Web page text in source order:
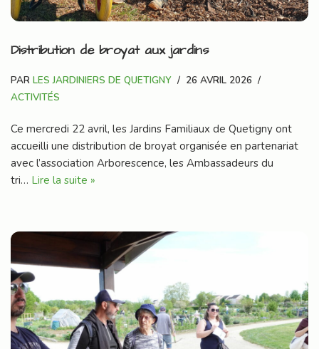
Distribution de broyat aux jardins
PAR LES JARDINIERS DE QUETIGNY
26 AVRIL 2026
ACTIVITÉS
Ce mercredi 22 avril, les Jardins Familiaux de Quetigny ont
accueilli une distribution de broyat organisée en partenariat
avec l’association Arborescence, les Ambassadeurs du
tri… Lire la suite »